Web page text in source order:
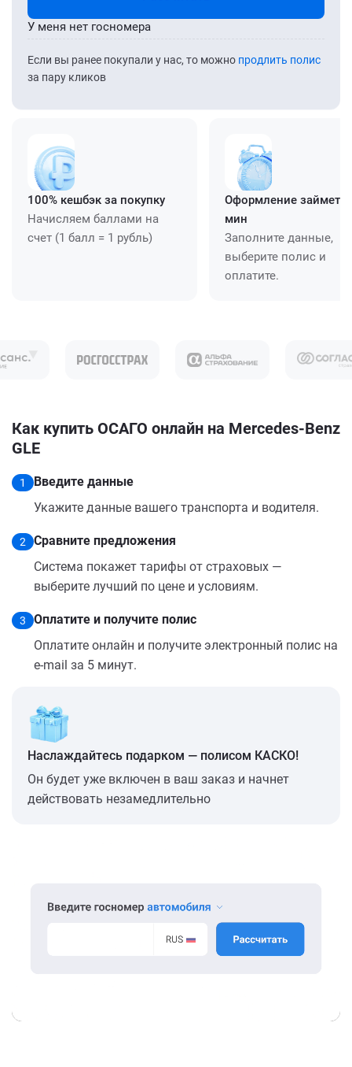
Если вы ранее покупали у нас, то можно продлить полис
за пару кликов
У меня нет госномера
100% кешбэк за покупку
Начисляем баллами на
счет (1 балл = 1 рубль)
Оформление займет
мин
Заполните данные,
выберите полис и
оплатите.
Как купить ОСАГО онлайн на Mercedes-Benz
GLE
1
Введите данные
Укажите данные вашего транспорта и водителя.
2
Сравните предложения
Система покажет тарифы от страховых —
выберите лучший по цене и условиям.
3
Оплатите и получите полис
Оплатите онлайн и получите электронный полис на
e-mail за 5 минут.
Наслаждайтесь подарком — полисом КАСКО!
Он будет уже включен в ваш заказ и начнет
действовать незамедлительно